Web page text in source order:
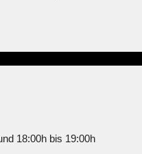
18:00h bis 19:00h